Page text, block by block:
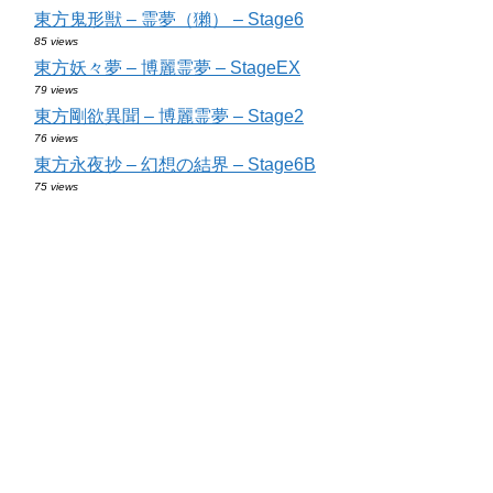
東方鬼形獣 – 霊夢（獺） – Stage6
85 views
東方妖々夢 – 博麗霊夢 – StageEX
79 views
東方剛欲異聞 – 博麗霊夢 – Stage2
76 views
東方永夜抄 – 幻想の結界 – Stage6B
75 views